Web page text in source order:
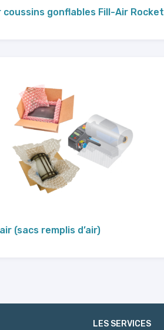
coussins gonflables Fill-Air Rocket
(sacs remplis d’air)
LES SERVICES